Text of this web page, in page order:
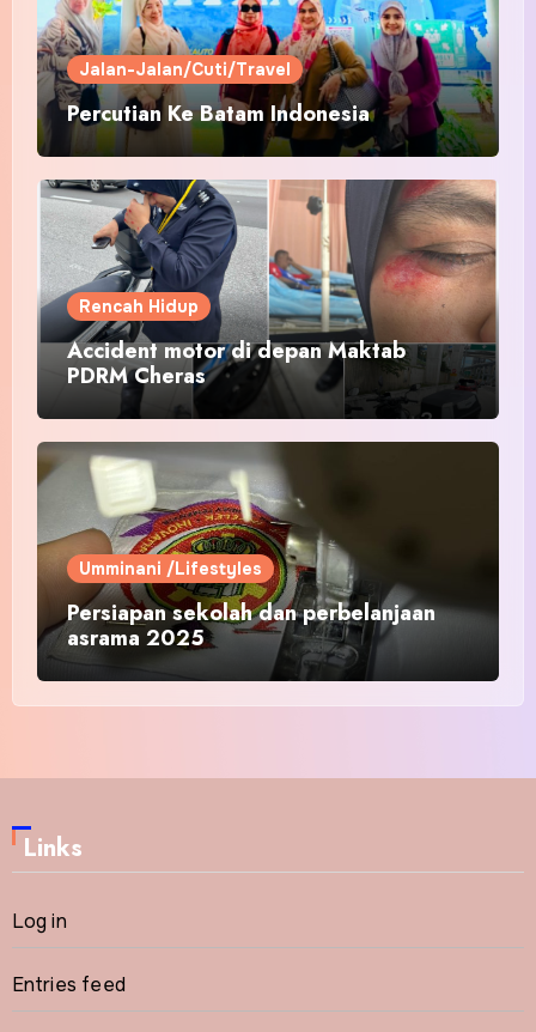
Jalan-Jalan/Cuti/Travel
Percutian Ke Batam Indonesia
Rencah Hidup
Accident motor di depan Maktab
PDRM Cheras
Umminani /Lifestyles
Persiapan sekolah dan perbelanjaan
asrama 2025
Links
Log in
Entries feed